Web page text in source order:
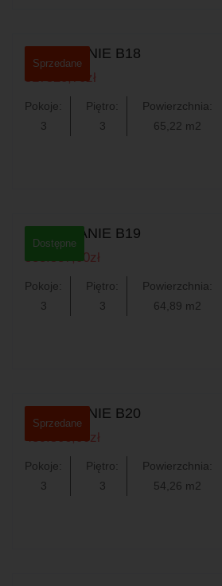
Sprzedane
MIESZKANIE B18
517520,70 zł
Pokoje:
3
Piętro:
3
Powierzchnia:
65,22 m2
Dostępne
MIESZKANIE B19
538.587,00zł
Pokoje:
3
Piętro:
3
Powierzchnia:
64,89 m2
Sprzedane
MIESZKANIE B20
439.506,00zł
Pokoje:
3
Piętro:
3
Powierzchnia:
54,26 m2